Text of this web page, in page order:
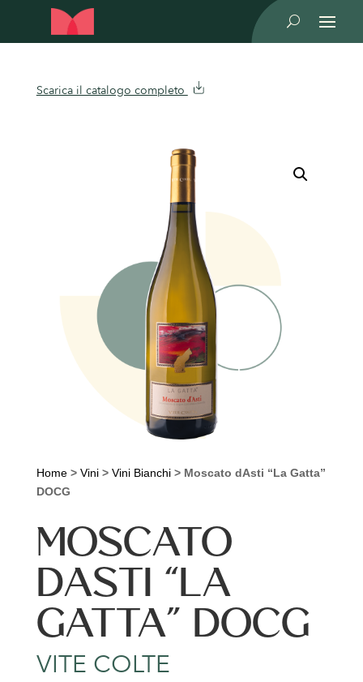
U
Scarica il catalogo completo
Home> Vini> Vini Bianchi> Moscato dAsti “La Gatta”
DOCG
MOSCATO
DASTI “LA
GATTA” DOCG
VITE COLTE